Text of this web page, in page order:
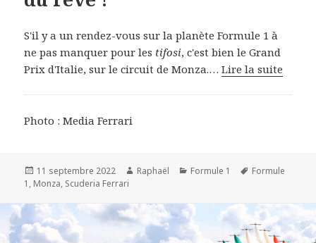
S'il y a un rendez-vous sur la planète Formule 1 à
ne pas manquer pour les tifosi, c'est bien le Grand
Prix d'Italie, sur le circuit de Monza.…Lire la suite
Photo : Media Ferrari
Publié
le
11 septembre 2022 Auteur
Raphaël Catégories
Formule 1
Mots-
Formule
1, Monza, Scuderia Ferrari